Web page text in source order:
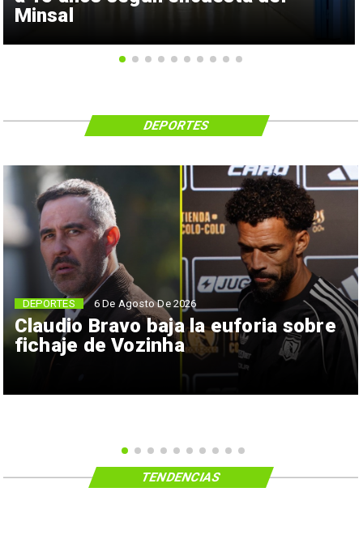
Minsal
Claudio Bravo baja la euforia sobre
fichaje de Vozinha
DEPORTES 6 De Agosto De 2026
DEPORTES
TENDENCIAS